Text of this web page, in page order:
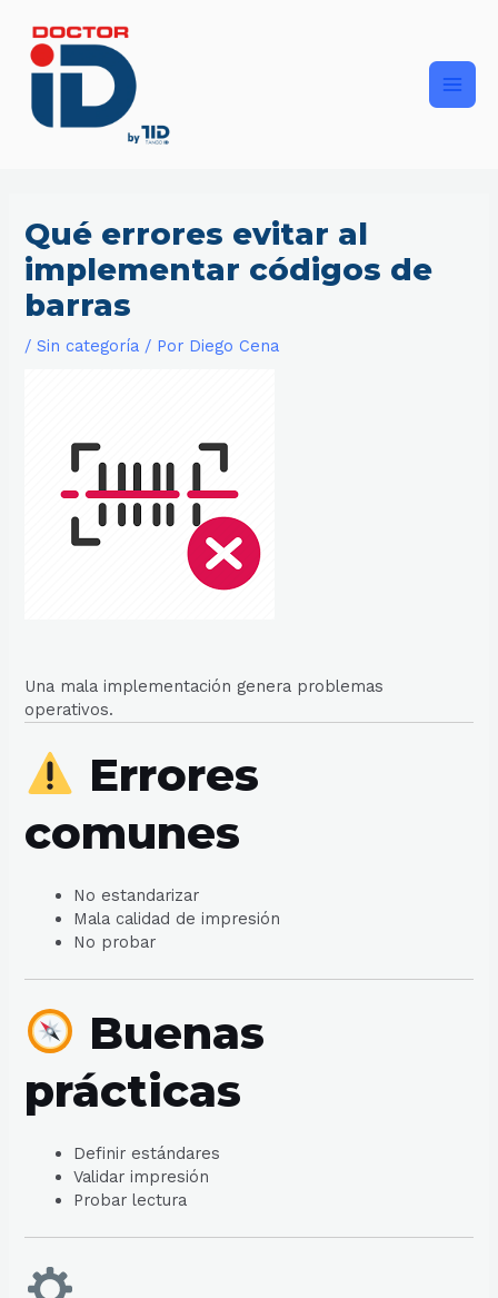
contenido
Qué errores evitar al
implementar códigos de
barras
/Sin categoría / Por Diego Cena
Una mala implementación genera problemas
operativos.
Errores
comunes
No estandarizar
Mala calidad de impresión
No probar
Buenas
prácticas
Definir estándares
Validar impresión
Probar lectura